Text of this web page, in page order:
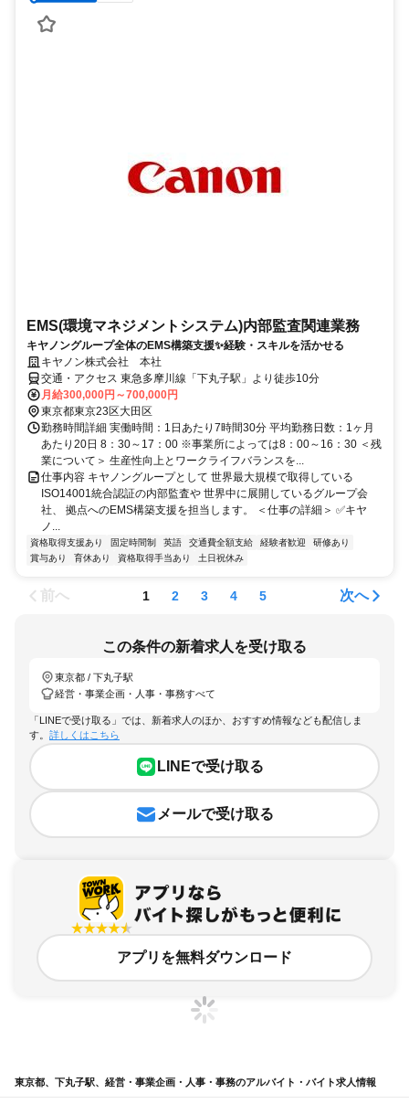
EMS(環境マネジメントシステム)内部監査関連業務
キヤノングループ全体のEMS構築支援✨経験・スキルを活かせる
キヤノン株式会社 本社
交通・アクセス 東急多摩川線「下丸子駅」より徒歩10分
月給300,000円～700,000円
東京都東京23区大田区
勤務時間詳細 実働時間：1日あたり7時間30分 平均勤務日数：1ヶ月
あたり20日 8：30～17：00 ※事業所によっては8：00～16：30 ＜残
業について＞ 生産性向上とワークライフバランスを...
仕事内容 キヤノングループとして 世界最大規模で取得している
ISO14001統合認証の内部監査や 世界中に展開しているグループ会
社、 拠点へのEMS構築支援を担当します。 ＜仕事の詳細＞ ✅キヤ
ノ...
資格取得支援あり 固定時間制 英語 交通費全額支給 経験者歓迎
研修あり
賞与あり
育休あり 資格取得手当あり 土日祝休み
前へ 1 2 3 4 5 次へ
この条件の新着求人を受け取る
東京都 / 下丸子駅
経営・事業企画・人事・事務すべて
「LINEで受け取る」では、新着求人のほか、おすすめ情報なども配信しま
す。 詳しくはこちら
LINEで受け取る
メールで受け取る
アプリを無料ダウンロード
東京都、下丸子駅、経営・事業企画・人事・事務のアルバイト・バイト求人情報